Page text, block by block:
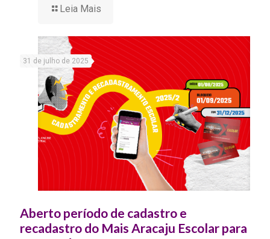
Leia Mais
31 de julho de 2025
Aberto período de cadastro e
recadastro do Mais Aracaju Escolar para